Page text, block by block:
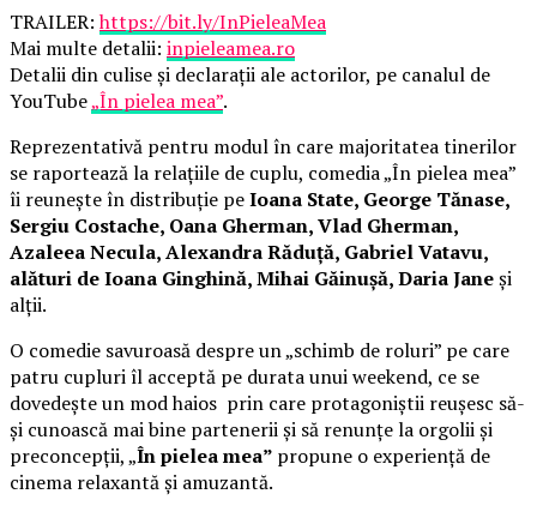
TRAILER:https://bit.ly/InPieleaMea
Mai multe detalii: inpieleamea.ro
Detalii din culise și declarații ale actorilor, pe canalul de
YouTube„În pielea mea”.
Reprezentativă pentru modul în care majoritatea tinerilor
se raportează la relațiile de cuplu, comedia „În pielea mea”
îi reunește în distribuție peIoana State, George Tănase,
Sergiu Costache, Oana Gherman, Vlad Gherman,
Azaleea Necula, Alexandra Răduță, Gabriel Vatavu,
alături de Ioana Ginghină, Mihai Găinușă, Daria Janeși
alții.
O comedie savuroasă despre un „schimb de roluri” pe care
patru cupluri îl acceptă pe durata unui weekend, ce se
dovedește un mod haios prin care protagoniștii reușesc să-
și cunoască mai bine partenerii și să renunțe la orgolii și
preconcepții, „În pielea mea” propune o experiență de
cinema relaxantă și amuzantă.